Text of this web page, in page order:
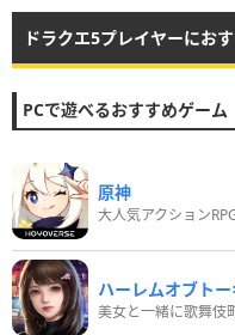
ドラクエ5プレイヤーにおす
PCで遊べるおすすめゲーム
原神
大人気アクション
ハーレムオブト
美女と一緒に歌舞伎